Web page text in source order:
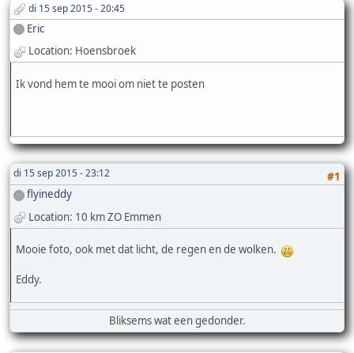
di 15 sep 2015 - 20:45
Eric
Location: Hoensbroek
Ik vond hem te mooi om niet te posten
di 15 sep 2015 - 23:12
#1
flyineddy
Location: 10 km ZO Emmen
Mooie foto, ook met dat licht, de regen en de wolken.
Eddy.
Bliksems wat een gedonder.